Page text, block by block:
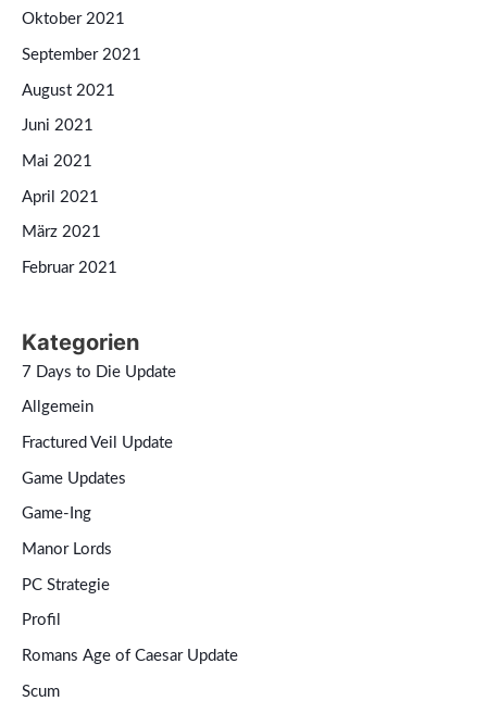
Oktober 2021
September 2021
August 2021
Juni 2021
Mai 2021
April 2021
März 2021
Februar 2021
Kategorien
7 Days to Die Update
Allgemein
Fractured Veil Update
Game Updates
Game-Ing
Manor Lords
PC Strategie
Profil
Romans Age of Caesar Update
Scum